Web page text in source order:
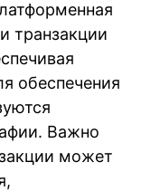
транзакции
обеспечения
Важно
может